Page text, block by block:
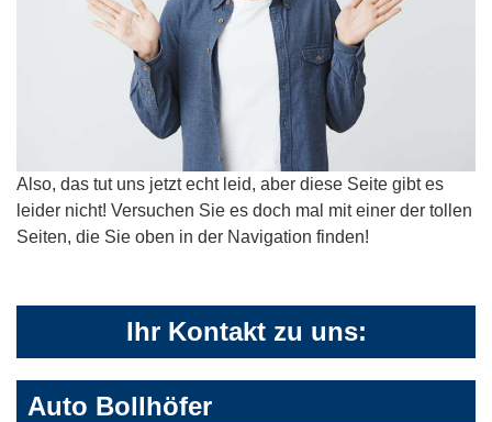
Also, das tut uns jetzt echt leid, aber diese Seite gibt es
leider nicht! Versuchen Sie es doch mal mit einer der tollen
Seiten, die Sie oben in der Navigation finden!
Ihr Kontakt zu uns:
Auto Bollhöfer